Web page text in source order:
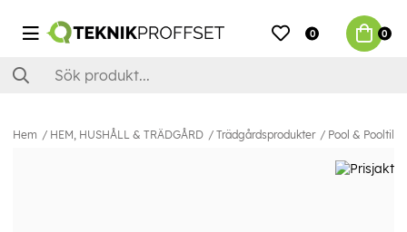
0 0
Hem HEM, HUSHÅLL & TRÄDGÅRD Trädgårdsprodukter Pool &